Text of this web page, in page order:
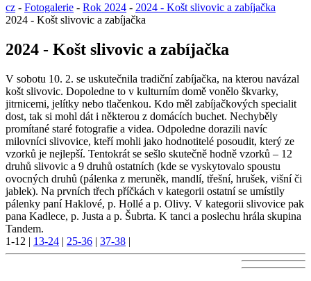
cz - Fotogalerie - Rok 2024 - 2024 - Košt slivovic a zabíjačka
2024 - Košt slivovic a zabíjačka
2024 - Košt slivovic a zabíjačka
V sobotu 10. 2. se uskutečnila tradiční zabíjačka, na kterou navázal
košt slivovic. Dopoledne to v kulturním domě vonělo škvarky,
jitrnicemi, jelítky nebo tlačenkou. Kdo měl zabíjačkových specialit
dost, tak si mohl dát i některou z domácích buchet. Nechyběly
promítané staré fotografie a videa. Odpoledne dorazili navíc
milovníci slivovice, kteří mohli jako hodnotitelé posoudit, který ze
vzorků je nejlepší. Tentokrát se sešlo skutečně hodně vzorků – 12
druhů slivovic a 9 druhů ostatních (kde se vyskytovalo spoustu
ovocných druhů (pálenka z meruněk, mandlí, třešní, hrušek, višní či
jablek). Na prvních třech příčkách v kategorii ostatní se umístily
pálenky paní Haklové, p. Hollé a p. Olivy. V kategorii slivovice pak
pana Kadlece, p. Justa a p. Šubrta. K tanci a poslechu hrála skupina
Tandem.
1-12 | 13-24 | 25-36 | 37-38 |